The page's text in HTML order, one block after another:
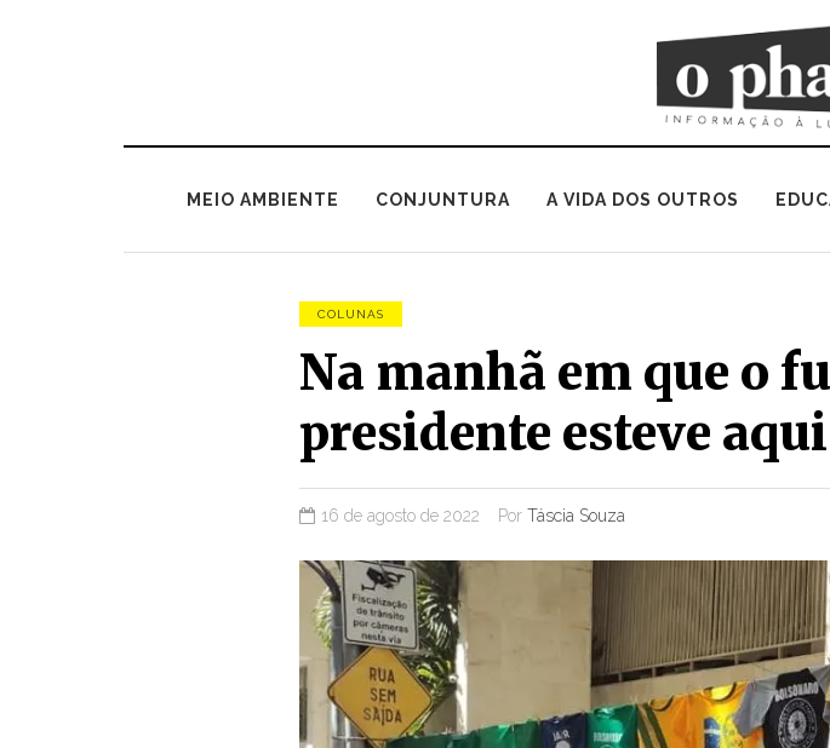
MEIO AMBIENTE CONJUNTURA A VIDA DOS OUTROS
COLUNAS
Na manhã em que o
presidente esteve aqui
16 de agosto de 2022 Por Táscia Souza